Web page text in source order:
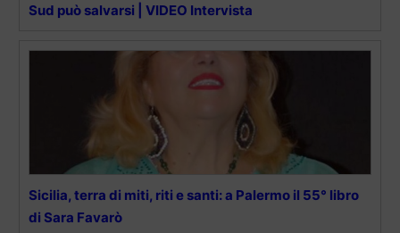
Sud può salvarsi | VIDEO Intervista
Sicilia, terra di miti, riti e santi: a Palermo il 55° libro
di Sara Favarò